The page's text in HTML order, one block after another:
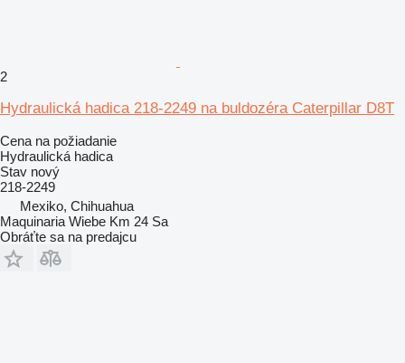
2
Hydraulická hadica 218-2249 na buldozéra Caterpillar D8T
Cena na požiadanie
Hydraulická hadica
Stav nový
218-2249
Mexiko, Chihuahua
Maquinaria Wiebe Km 24 Sa
Obráťte sa na predajcu